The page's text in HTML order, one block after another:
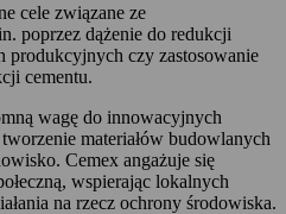
cele związane ze
poprzez dążenie do redukcji
produkcyjnych czy zastosowanie
cementu.
wagę do innowacyjnych
materiałów budowlanych
Cemex angażuje się
wspierając lokalnych
na rzecz ochrony środowiska.